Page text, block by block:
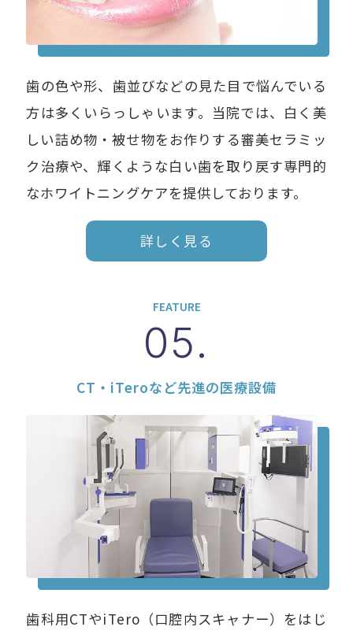
歯の色や形、歯並びなどの見た目で悩んでいる
方は多くいらっしゃいます。当院では、白く美
しい詰め物・被せ物をお作りする審美セラミッ
ク治療や、輝くような白い歯を取り戻す専門的
なホワイトニングケアを提供しております。
詳しく見る
FEATURE
05.
CT・iTeroなど先進の医療設備
歯科用CTやiTero（口腔内スキャナー）をはじ